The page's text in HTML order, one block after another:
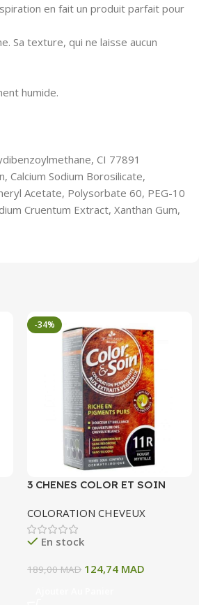
en fait un produit parfait pour
Sa texture, qui ne laisse aucun
humide.
CI 77891
Calcium Sodium Borosilicate,
Acetate, Polysorbate 60, PEG-10
Cruentum Extract, Xanthan Gum,
-34%
3 CHENES COLOR ET SOIN
11R ROUGE MYRTILLE 135 ML
COLORATION CHEVEUX
En stock
189,00MAD 124,74 MAD